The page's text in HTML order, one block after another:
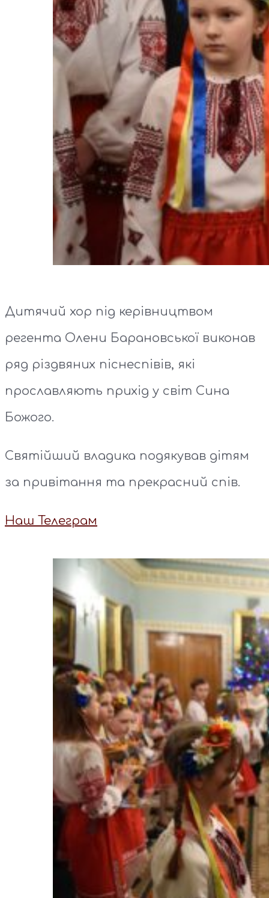
Дитячий хор під керівництвом
регента Олени Барановської виконав
ряд різдвяних піснеспівів, які
прославляють прихід у світ Сина
Божого.
Святійший владика подякував дітям
за привітання та прекрасний спів.
Наш Телеграм